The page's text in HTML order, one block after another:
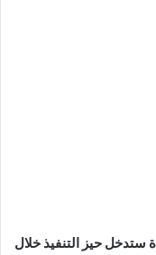
ستدخل حيز التنفيذ خلال